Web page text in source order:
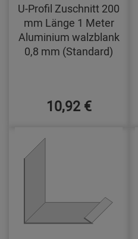
U-Profil Zuschnitt 200
mm Länge 1 Meter
Aluminium walzblank
0,8 mm (Standard)
10,92 €